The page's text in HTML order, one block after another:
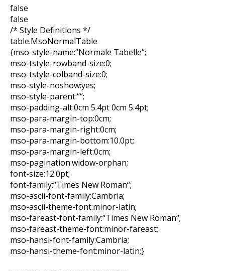
false
false
/* Style Definitions */
table.MsoNormalTable
{mso-style-name:“Normale Tabelle“;
mso-tstyle-rowband-size:0;
mso-tstyle-colband-size:0;
mso-style-noshow:yes;
mso-style-parent:““;
mso-padding-alt:0cm 5.4pt 0cm 5.4pt;
mso-para-margin-top:0cm;
mso-para-margin-right:0cm;
mso-para-margin-bottom:10.0pt;
mso-para-margin-left:0cm;
mso-pagination:widow-orphan;
font-size:12.0pt;
font-family:“Times New Roman“;
mso-ascii-font-family:Cambria;
mso-ascii-theme-font:minor-latin;
mso-fareast-font-family:“Times New Roman“;
mso-fareast-theme-font:minor-fareast;
mso-hansi-font-family:Cambria;
mso-hansi-theme-font:minor-latin;}